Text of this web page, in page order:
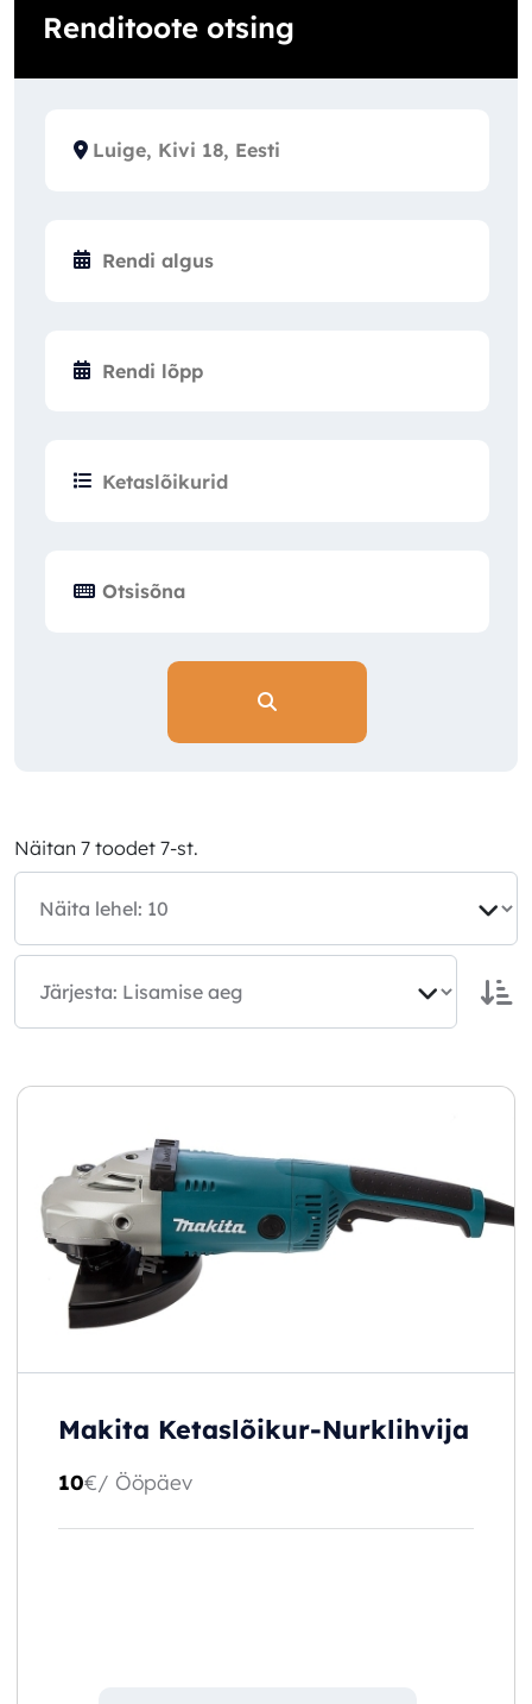
Näitan 7 toodet 7-st.
Makita Ketaslõikur-Nurklihvija
10€/ Ööpäev
Renditoote otsing